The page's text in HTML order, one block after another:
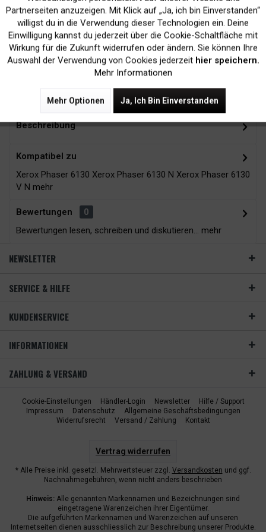
Kein Verlust der
Druckergarantie
Versand innerhalb von
24H*
Zubehör
Beschreibung
Kompatibel zu
Xerox Phaser 6130 Xerox Phaser 6130 N Xerox Phaser 6130
V N mehr
Bewertungen
0
Bewertungen lesen, schreiben und diskutieren... mehr
NEWSLETTER
SERVICE & HILFE
KUNDENSERVICE
INFORMATIONEN
ZAHLUNG & VERSAND
Cookie-Einstellungen Händler-Login Newsletter
Hilfe / Support
Impressum
Datenschutz
Allgemeine Geschäftsbedingungen
Widerrufsrecht
Versand / Zahlung Kontakt
Vertrag widerrufen
* Alle Preise inkl. gesetzl. Mehrwertsteuer zzgl. Versandkosten und ggf.
Nachnahmegebühren, wenn nicht anders beschrieben
Hinweis: Alle genannten Markennamen und Bezeichnungen sind
eingetragene Warenzeichen ihrer Eigentümer.
Die aufgeführten Markennamen und Warenzeichen auf unseren
Internetseiten dienen ausschliesslich zur Beschreibung unserer Produkte.
Marketing Inaktiv
Tracking Inaktiv
Partnerseiten anzuzeigen. Mit Klick auf „Ja, ich bin Einverstanden“
willigst du in die Verwendung dieser Technologien ein. Deine
Einwilligung kannst du jederzeit über die Cookie-Schaltfläche mit
Wirkung für die Zukunft widerrufen oder ändern. Sie können Ihre
Auswahl der Verwendung von Cookies jederzeit hier speichern.
Mehr Informationen
Mehr Optionen Ja, Ich Bin Einverstanden